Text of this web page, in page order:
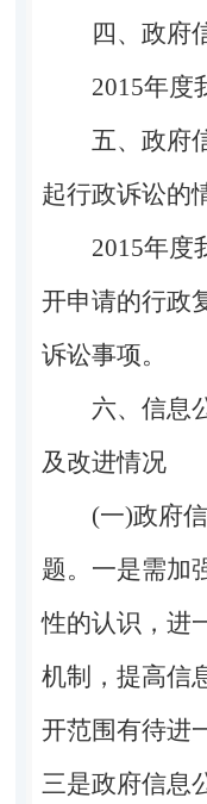
四、 政府
2015年度
五、 政府
起行政诉讼的
2015年度
开申请的行政
诉讼事项。
六、信息
及改进情况
(一)政府
题。 一是需加
性的认识，进
机制，提高信
开范围有待进
三是政府信息